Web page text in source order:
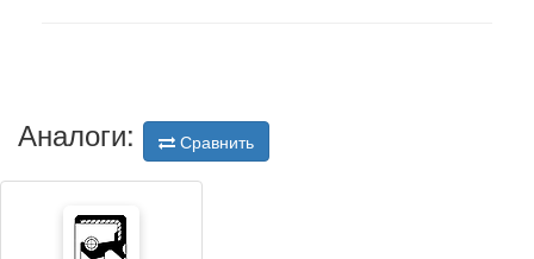
Аналоги: Сравнить